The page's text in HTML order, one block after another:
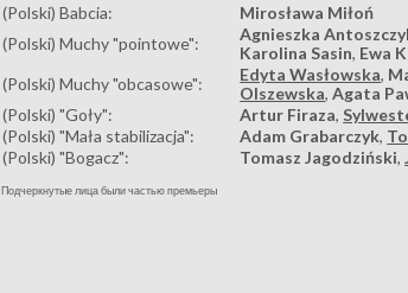
(Polski) Babcia:
Mirosława Miłoń
(Polski) Muchy "pointowe":
Agnieszka
Karolina Sasin, Ewa
(Polski) Muchy "obcasowe":
Edyta Wasłowska,
Olszewska,Agata
(Polski) "Goły":
Artur Firaza,
(Polski) "Mała stabilizacja":
Adam Grabarczyk,
(Polski) "Bogacz":
Tomasz Jagodziński,
Подчеркнутые лица были частью премьеры